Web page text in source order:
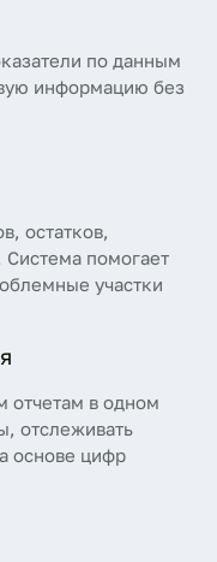
по данным
информацию без
остатков,
помогает
участки
отчетам в одном
отслеживать
основе цифр